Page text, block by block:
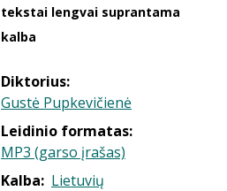
tekstai lengvai suprantama
kalba
Diktorius:
Gustė Pupkevičienė
Leidinio formatas:
MP3 (garso įrašas)
Kalba: Lietuvių